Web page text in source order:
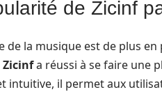
de Zicinf
de la musique est de plus
Zicinfa réussi à se faire une
intuitive, il permet aux